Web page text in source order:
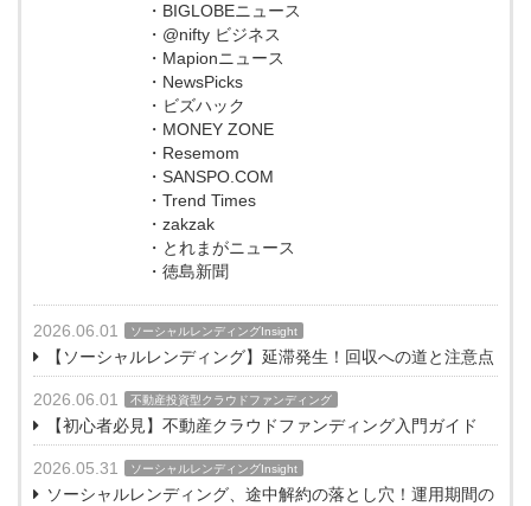
・BIGLOBEニュース
・@nifty ビジネス
・Mapionニュース
・NewsPicks
・ビズハック
・MONEY ZONE
・Resemom
・SANSPO.COM
・Trend Times
・zakzak
・とれまがニュース
・徳島新聞
2026.06.01 ソーシャルレンディングInsight
【ソーシャルレンディング】延滞発生！回収への道と注意点
2026.06.01 不動産投資型クラウドファンディング
【初心者必見】不動産クラウドファンディング入門ガイド
2026.05.31 ソーシャルレンディングInsight
ソーシャルレンディング、途中解約の落とし穴！運用期間の